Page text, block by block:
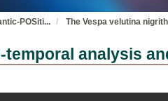
POSiti... The Vespa velutina
analysis